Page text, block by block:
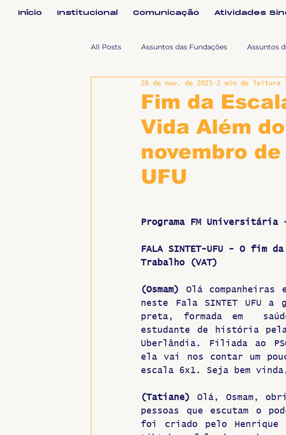
Início Institucional Comunicação Atividades
All Posts Assuntos das Fundações Assuntos
Assuntos Jurídicos e Relação de Tra Fala
Coordenações Efetivos Documentos
Hospitais e Saúde Pública Greve
Fim da
Vida Além
novembro
UFU
26 de nov. de 2025 2 min de leitura
Programa FM Universitária
FALA SINTET-UFU - O fim da
Trabalho (VAT)
(Osmam)
Olá companheiras
neste Fala SINTET UFU a
preta, formada em
estudante de história pela
Uberlândia. Filiada ao
ela vai nos contar um
escala 6x1. Seja bem
(Tatiane)
Olá, Osmam,
pessoas que escutam o
foi criado pelo Henrique